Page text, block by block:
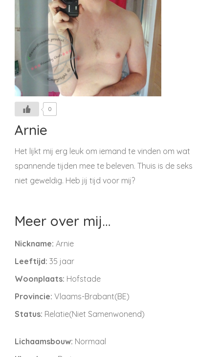
0
Arnie
Het lijkt mij erg leuk om iemand te vinden om wat
spannende tijden mee te beleven. Thuis is de seks
niet geweldig. Heb jij tijd voor mij?
Meer over mij…
Nickname: Arnie
Leeftijd: 35 jaar
Woonplaats: Hofstade
Provincie: Vlaams-Brabant(BE)
Status: Relatie(Niet Samenwonend)
Lichaamsbouw: Normaal